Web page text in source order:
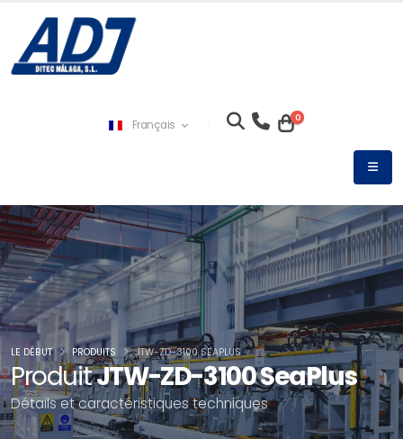
Français 0
ProduitJTW-ZD-3100 SeaPlus
Détails et caractéristiques techniques
LE DÉBUT PRODUITS JTW-ZD-3100 SEAPLUS